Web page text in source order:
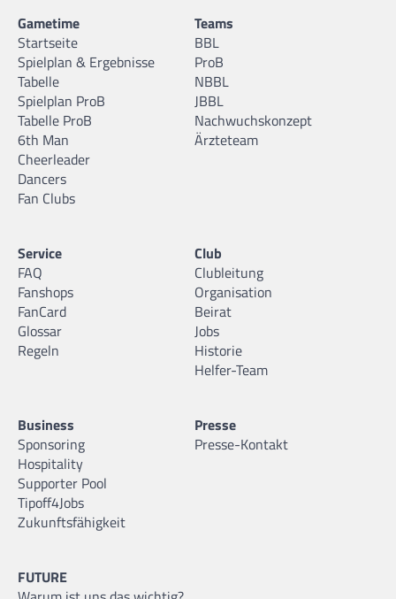
Gametime
Startseite
Spielplan & Ergebnisse
Tabelle
Spielplan ProB
Tabelle ProB
6th Man
Cheerleader
Dancers
Fan Clubs
Teams
BBL
ProB
NBBL
JBBL
Nachwuchskonzept
Ärzteteam
Service
FAQ
Fanshops
FanCard
Glossar
Regeln
Club
Clubleitung
Organisation
Beirat
Jobs
Historie
Helfer-Team
Business
Sponsoring
Hospitality
Supporter Pool
Tipoff4Jobs
Zukunftsfähigkeit
Presse
Presse-Kontakt
FUTURE